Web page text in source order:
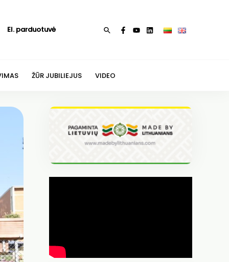
El. parduotuvė Paieška
ŽŪR JUBILIEJUS VIDEO